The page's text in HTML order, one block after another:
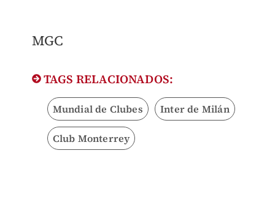
MGC
TAGS RELACIONADOS:
Mundial de Clubes Inter de Milán
Club Monterrey